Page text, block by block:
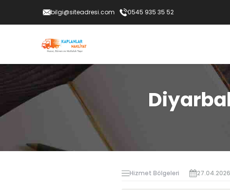
bilgi@siteadresi.com 0545 935 35 52
Hizmet Bölgeleri 27.04.2026